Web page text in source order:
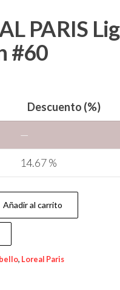
PARIS
#60
Descuento (%)
—
14.67 %
Añadir al carrito
, Loreal Paris